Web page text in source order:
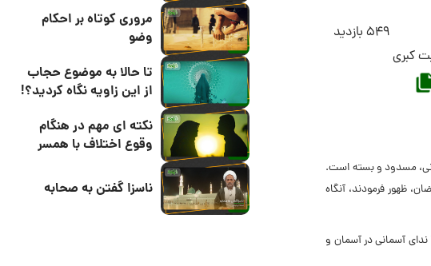
549 بازدید
کبری
مسدود و بسته است.
ظهور فرمودند، آنگاه
ندای آسمانی در آسمان و
مروری کوتاه بر احکام
وضو
تا حالا به موضوع حجاب
از این زاویه نگاه کردید؟!
نکته ای مهم در هنگام
وقوع اختلاف با همسر
ناسزا گفتن به صحابه